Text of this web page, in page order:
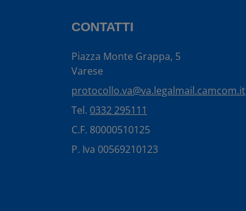
CONTATTI
Piazza Monte Grappa, 5
Varese
protocollo.va@va.legalmail.camcom.it
Tel. 0332 295111
C.F. 80000510125
P. Iva 00569210123